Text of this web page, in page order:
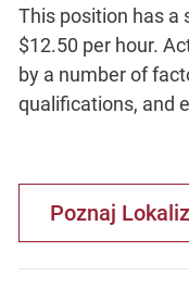
This position has a
$12.50 per hour.
by a number of
qualifications, and
Poznaj